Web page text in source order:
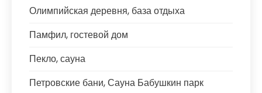
Олимпийская деревня, база отдыха
Памфил, гостевой дом
Пекло, сауна
Петровские бани, Сауна Бабушкин парк